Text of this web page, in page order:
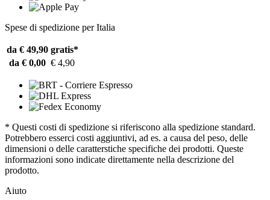
Spese di spedizione per Italia
da € 49,90 gratis*
da € 0,00 € 4,90
* Questi costi di spedizione si riferiscono alla spedizione standard.
Potrebbero esserci costi aggiuntivi, ad es. a causa del peso, delle
dimensioni o delle caratterstiche specifiche dei prodotti. Queste
informazioni sono indicate direttamente nella descrizione del
prodotto.
Aiuto